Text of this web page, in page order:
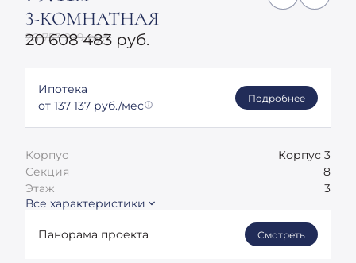
3-КОМНАТНАЯ
26 753 229 руб.
20 608 483 руб.
Ипотека
от 137 137 руб./мес
Подробнее
Корпус
Корпус 3
Секция
8
Этаж
3
Все характеристики
Панорама проекта Смотреть